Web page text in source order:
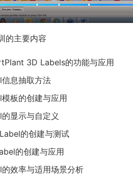
的主要内容
3D Labels的功能与应用
息抽取方法
板的创建与应用
显示与自定义
的创建与测试
的创建与应用
效率与适用场景分析